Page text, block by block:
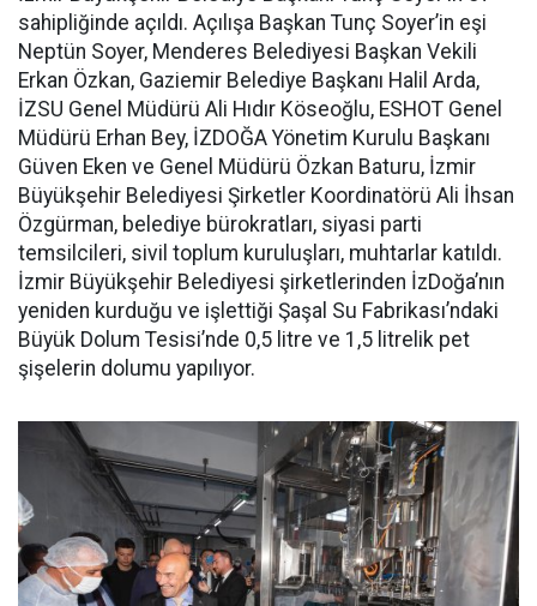
sahipliğinde açıldı. Açılışa Başkan Tunç Soyer’in eşi
Neptün Soyer, Menderes Belediyesi Başkan Vekili
Erkan Özkan, Gaziemir Belediye Başkanı Halil Arda,
İZSU Genel Müdürü Ali Hıdır Köseoğlu, ESHOT Genel
Müdürü Erhan Bey, İZDOĞA Yönetim Kurulu Başkanı
Güven Eken ve Genel Müdürü Özkan Baturu, İzmir
Büyükşehir Belediyesi Şirketler Koordinatörü Ali İhsan
Özgürman, belediye bürokratları, siyasi parti
temsilcileri, sivil toplum kuruluşları, muhtarlar katıldı.
İzmir Büyükşehir Belediyesi şirketlerinden İzDoğa’nın
yeniden kurduğu ve işlettiği Şaşal Su Fabrikası’ndaki
Büyük Dolum Tesisi’nde 0,5 litre ve 1,5 litrelik pet
şişelerin dolumu yapılıyor.